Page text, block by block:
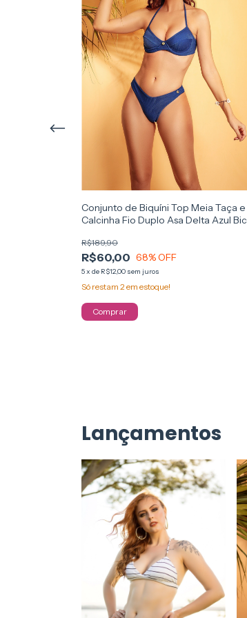
Conjunto de Biquíni Top Meia Taça e
Calcinha Fio Duplo Asa Delta Azul Bic
R$60,00
R$189,90
68% OFF
5x de R$12,00 sem juros
Só restam 2em estoque!
Comprar
Lançamentos